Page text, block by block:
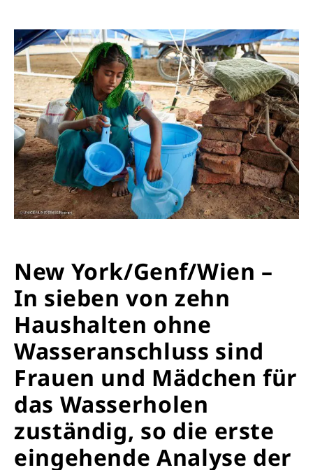
New York/Genf/Wien –
In sieben von zehn
Haushalten ohne
Wasseranschluss sind
Frauen und Mädchen für
das Wasserholen
zuständig, so die erste
eingehende Analyse der